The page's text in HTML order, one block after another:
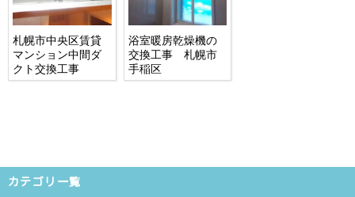
札幌市中央区賃貸
マンション中間ダ
クト交換工事
浴室暖房乾燥機の
交換工事 札幌市
手稲区
カテゴリ一覧